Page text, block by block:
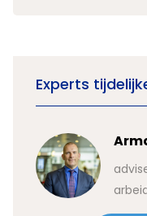
Experts